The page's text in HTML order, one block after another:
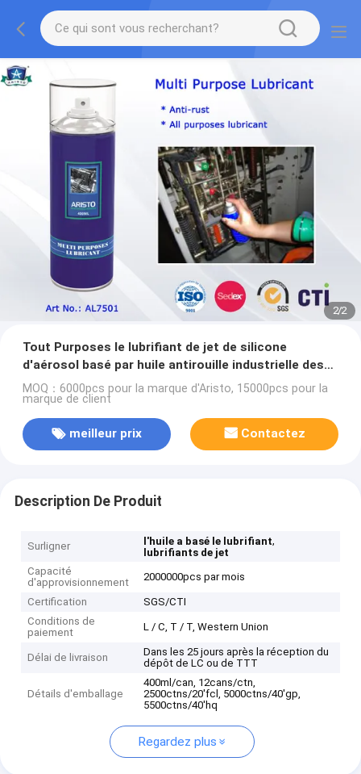
2/2
Tout Purposes le lubrifiant de jet de silicone
d'aérosol basé par huile antirouille industrielle des
lubrifiants 400ml
MOQ：6000pcs pour la marque d'Aristo, 15000pcs pour la
marque de client
meilleur prix Contactez
Description De Produit
Surligner l'huile a basé le lubrifiant,
lubrifiants de jet
Capacité
d'approvisionnement
2000000pcs par mois
Certification
SGS/CTI
Conditions de
paiement
L / C, T / T, Western Union
Délai de livraison
Dans les 25 jours après la réception du
dépôt de LC ou de TTT
Détails d'emballage
400ml/can, 12cans/ctn,
2500ctns/20'fcl, 5000ctns/40'gp,
5500ctns/40'hq
Regardez plus